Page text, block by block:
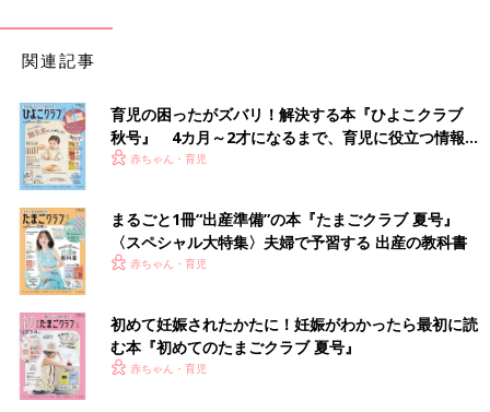
関連記事
育児の困ったがズバリ！解決する本『ひよこクラブ
秋号』 4カ月～2才になるまで、育児に役立つ情報が
いっぱい！
赤ちゃん・育児
まるごと1冊“出産準備”の本『たまごクラブ 夏号』
〈スペシャル大特集〉夫婦で予習する 出産の教科書
赤ちゃん・育児
初めて妊娠されたかたに！妊娠がわかったら最初に読
む本『初めてのたまごクラブ 夏号』
赤ちゃん・育児